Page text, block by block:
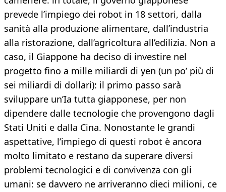
prevede l’impiego dei robot in 18 settori, dalla
sanità alla produzione alimentare, dall’industria
alla ristorazione, dall’agricoltura all’edilizia. Non a
caso, il Giappone ha deciso di investire nel
progetto fino a mille miliardi di yen (un po’ più di
sei miliardi di dollari): il primo passo sarà
sviluppare un’Ia tutta giapponese, per non
dipendere dalle tecnologie che provengono dagli
Stati Uniti e dalla Cina. Nonostante le grandi
aspettative, l’impiego di questi robot è ancora
molto limitato e restano da superare diversi
problemi tecnologici e di convivenza con gli
umani: se davvero ne arriveranno dieci milioni, ce